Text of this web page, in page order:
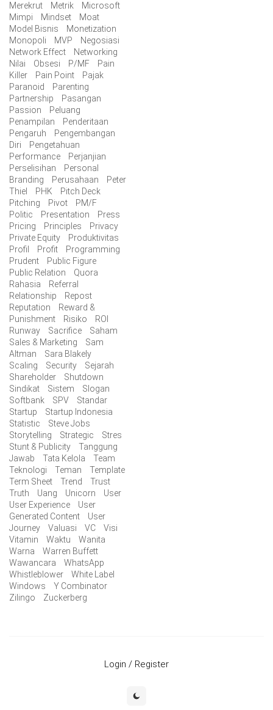
Merekrut
Metrik
Microsoft
Mimpi
Mindset
Moat
Model Bisnis
Monetization
Monopoli
MVP
Negosiasi
Network Effect
Networking
Nilai
Obsesi P/MF
Pain
Killer
Pain Point
Pajak
Paranoid
Parenting
Partnership
Pasangan
Passion
Peluang
Penampilan
Penderitaan
Pengaruh
Pengembangan
Diri
Pengetahuan
Performance
Perjanjian
Perselisihan
Personal
Branding
Perusahaan
Peter
Thiel
PHK
Pitch Deck
Pitching
Pivot
PM/F
Politic
Presentation
Press
Pricing
Principles
Privacy
Private Equity
Produktivitas
Profil
Profit
Programming
Prudent
Public Figure
Public Relation
Quora
Rahasia
Referral
Relationship
Repost
Reputation
Reward &
Punishment
Risiko
ROI
Runway
Sacrifice
Saham
Sales & Marketing
Sam
Altman
Sara Blakely
Scaling
Security
Sejarah
Shareholder
Shutdown
Sindikat
Sistem
Slogan
Softbank
SPV
Standar
Startup
Startup Indonesia
Statistic
Steve Jobs
Storytelling
Strategic
Stres
Stunt & Publicity
Tanggung
Jawab
Tata Kelola
Team
Teknologi
Teman
Template
Term Sheet
Trend
Trust
Truth
Uang Unicorn
User
User Experience
User
Generated Content
User
Journey
Valuasi VC
Visi
Vitamin
Waktu
Wanita
Warna
Warren Buffett
Wawancara
WhatsApp
Whistleblower
White Label
Windows
Y Combinator
Zilingo
Zuckerberg
Login / Register